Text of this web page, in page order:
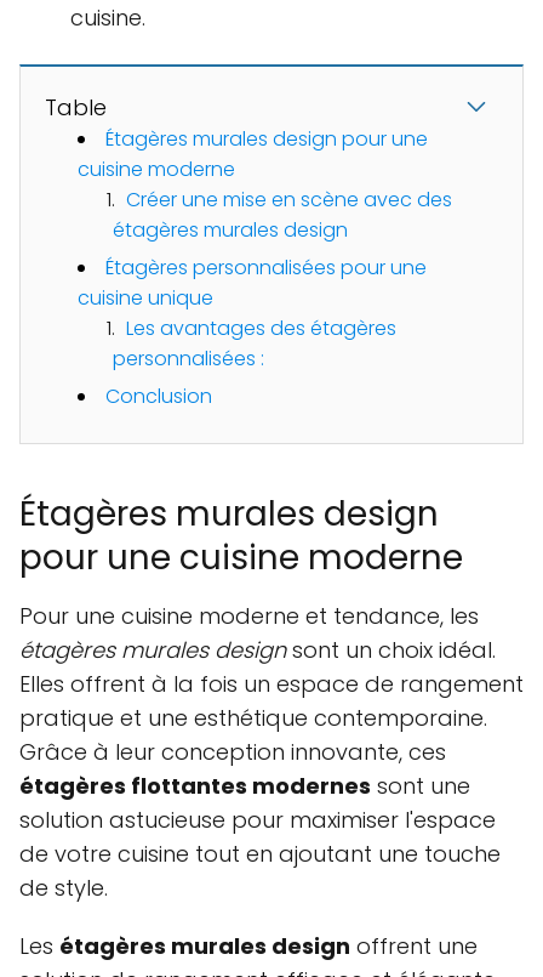
cuisine.
Table
Étagères murales design pour une
cuisine moderne
Créer une mise en scène avec des
étagères murales design
Étagères personnalisées pour une
cuisine unique
Les avantages des étagères
personnalisées :
Conclusion
Étagères murales design
pour une cuisine moderne
Pour une cuisine moderne et tendance, les
étagères murales designsont un choix idéal.
Elles offrent à la fois un espace de rangement
pratique et une esthétique contemporaine.
Grâce à leur conception innovante, ces
étagères flottantes modernes sont une
solution astucieuse pour maximiser l'espace
de votre cuisine tout en ajoutant une touche
de style.
Les étagères murales design offrent une